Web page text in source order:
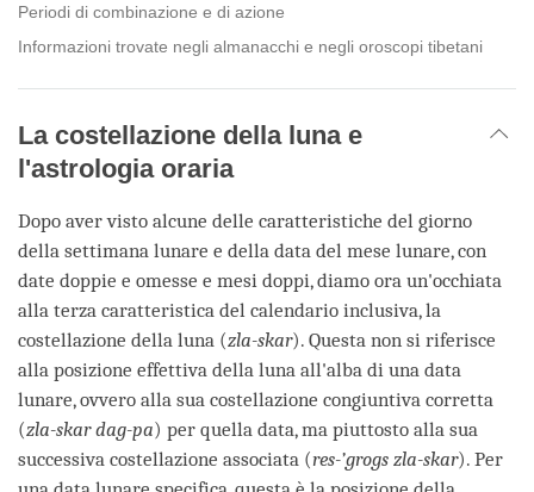
Periodi di combinazione e di azione
Informazioni trovate negli almanacchi e negli oroscopi tibetani
La costellazione della luna e
l'astrologia oraria
Dopo aver visto alcune delle caratteristiche del giorno
della settimana lunare e della data del mese lunare, con
date doppie e omesse e mesi doppi, diamo ora un'occhiata
alla terza caratteristica del calendario inclusiva, la
costellazione della luna (zla-skar). Questa non si riferisce
alla posizione effettiva della luna all'alba di una data
lunare, ovvero alla sua costellazione congiuntiva corretta
(zla-skar dag-pa) per quella data, ma piuttosto alla sua
successiva costellazione associata (res-’grogs zla-skar). Per